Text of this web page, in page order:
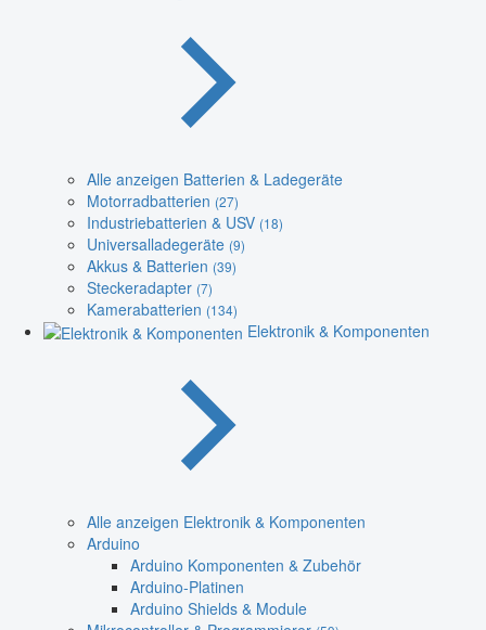
Alle anzeigen Batterien & Ladegeräte
Motorradbatterien (27)
Industriebatterien & USV (18)
Universalladegeräte (9)
Akkus & Batterien (39)
Steckeradapter (7)
Kamerabatterien (134)
Elektronik & Komponenten
Alle anzeigen Elektronik & Komponenten
Arduino
Arduino Komponenten & Zubehör
Arduino-Platinen
Arduino Shields & Module